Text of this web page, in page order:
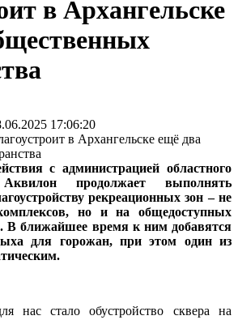
в Архангельске
17:06:20
с администрацией областного
продолжает выполнять
рекреационных зон – не
но и на общедоступных
В ближайшее время к ним добавятся
для горожан, при этом один из
нас стало обустройство сквера на